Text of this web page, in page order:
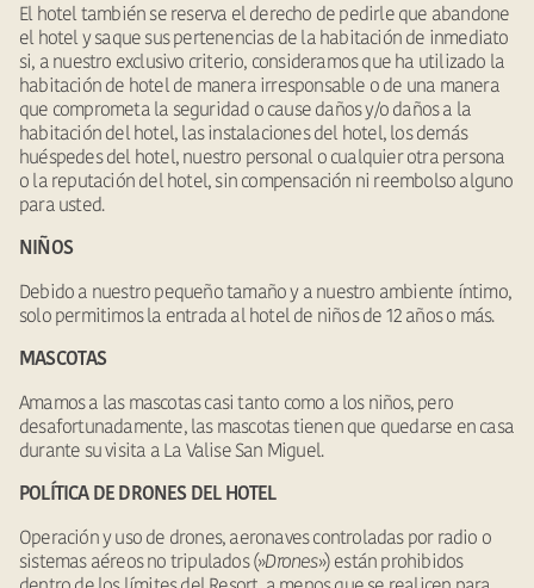
El hotel también se reserva el derecho de pedirle que abandone
el hotel y saque sus pertenencias de la habitación de inmediato
si, a nuestro exclusivo criterio, consideramos que ha utilizado la
habitación de hotel de manera irresponsable o de una manera
que comprometa la seguridad o cause daños y/o daños a la
habitación del hotel, las instalaciones del hotel, los demás
huéspedes del hotel, nuestro personal o cualquier otra persona
o la reputación del hotel, sin compensación ni reembolso alguno
para usted.
NIÑOS
Debido a nuestro pequeño tamaño y a nuestro ambiente íntimo,
solo permitimos la entrada al hotel de niños de 12 años o más.
MASCOTAS
Amamos a las mascotas casi tanto como a los niños, pero
desafortunadamente, las mascotas tienen que quedarse en casa
durante su visita a La Valise San Miguel.
POLÍTICA DE DRONES DEL HOTEL
Operación y uso de drones, aeronaves controladas por radio o
sistemas aéreos no tripulados (»Drones») están prohibidos